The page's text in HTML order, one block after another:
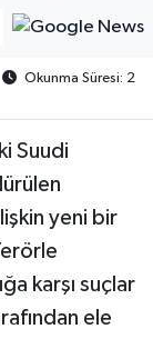
Okunma Süresi: 2
Suudi
yeni bir
karşı suçlar
ele